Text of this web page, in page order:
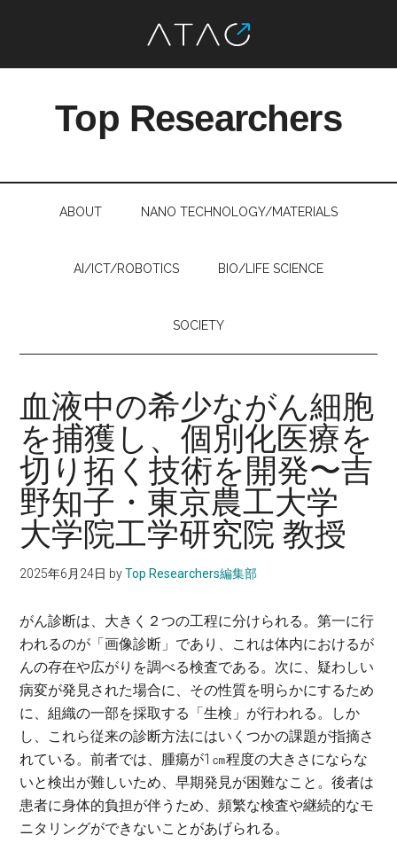
Top Researchers
に。
ABOUT NANO TECHNOLOGY/MATERIALS
AI/ICT/ROBOTICS BIO/LIFE SCIENCE
SOCIETY
血液中の希少ながん細胞
を捕獲し、個別化医療を
切り拓く技術を開発〜吉
野知子・東京農工大学
大学院工学研究院 教授
2025年6月24日 byTop Researchers編集部
がん診断は、大きく２つの工程に分けられる。第一に行
われるのが「画像診断」であり、これは体内におけるが
んの存在や広がりを調べる検査である。次に、疑わしい
病変が発見された場合に、その性質を明らかにするため
に、組織の一部を採取する「生検」が行われる。しか
し、これら従来の診断方法にはいくつかの課題が指摘さ
れている。前者では、腫瘍が1㎝程度の大きさにならな
いと検出が難しいため、早期発見が困難なこと。後者は
患者に身体的負担が伴うため、頻繁な検査や継続的なモ
ニタリングができないことがあげられる。